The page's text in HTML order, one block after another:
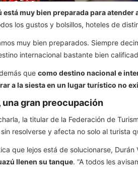
está muy bien preparada para
los gustos y bolsillos, hoteles de
muy bien preparados. Siempre
internacional bastante bien
que como destino nacional e
a la siesta en un lugar turístico no
gran preocupación
la titular de la Federación de
resolverse y afecta no solo al turista
que lejos está de solucionarse,
llenen su tanque. “A todos les